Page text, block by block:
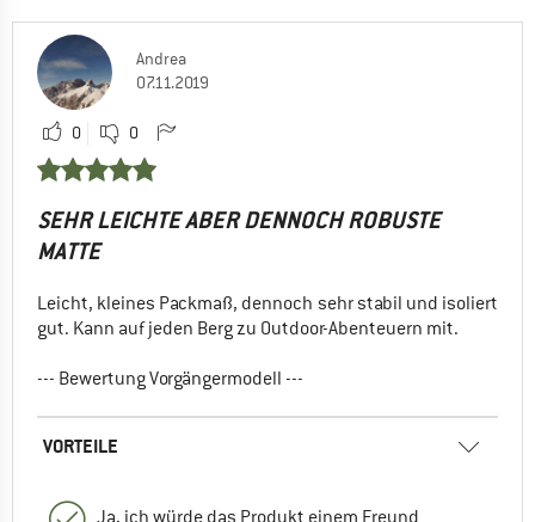
Andrea
07.11.2019
0 0
SEHR LEICHTE ABER DENNOCH ROBUSTE
MATTE
Leicht, kleines Packmaß, dennoch sehr stabil und isoliert
gut. Kann auf jeden Berg zu Outdoor-Abenteuern mit.
--- Bewertung Vorgängermodell ---
VORTEILE
Ja, ich würde das Produkt einem Freund